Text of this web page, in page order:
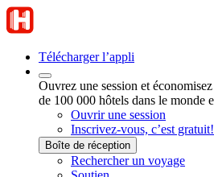
Télécharger l’appli
Ouvrez une session et
de 100 000 hôtels dans le monde
Ouvrir une session
Inscrivez-vous, c’est gratuit!
Boîte de réception
Rechercher un voyage